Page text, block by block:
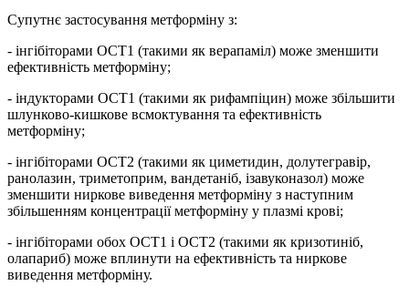
Супутнє застосування метформіну з:
- інгібіторами OCT1 (такими як верапаміл) може зменшити
ефективність метформіну;
- індукторами OCT1 (такими як рифампіцин) може збільшити
шлунково-кишкове всмоктування та ефективність
метформіну;
- інгібіторами OCT2 (такими як циметидин, долутегравір,
ранолазин, триметоприм, вандетаніб, ізавуконазол) може
зменшити ниркове виведення метформіну з наступним
збільшенням концентрації метформіну у плазмі крові;
- інгібіторами обох OCT1 і OCT2 (такими як кризотиніб,
олапариб) може вплинути на ефективність та ниркове
виведення метформіну.